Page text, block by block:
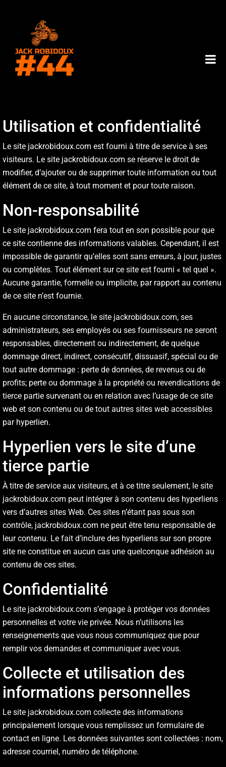
Utilisation et confidentialité
Le site jackrobidoux.com est fourni à titre de service à ses
visiteurs. Le site jackrobidoux.com se réserve le droit de
modifier, d’ajouter ou de supprimer toute information ou tout
élément de ce site, à tout moment et pour toute raison.
Non-responsabilité
Le site jackrobidoux.com fera tout en son possible pour que
ce site contienne des informations valables. Cependant, il est
impossible de garantir qu’elles sont sans erreurs, à jour, justes
ou complètes. Tout élément sur ce site est fourni « tel quel ».
Aucune garantie, formelle ou implicite, par rapport au contenu
de ce site n’est fournie.
En aucune circonstance, le site jackrobidoux.com, ses
administrateurs, ses employés ou ses fournisseurs ne seront
responsables, directement ou indirectement, de quelque
dommage direct, indirect, consécutif, dissuasif, spécial ou de
tout autre dommage : perte de données, de revenus ou de
profits; perte ou dommage à la propriété ou revendications de
tierce partie survenant ou en relation avec l’usage de ce site
web et son contenu ou de tout autres sites web accessibles
par hyperlien.
Hyperlien vers le site d’une
tierce partie
À titre de service aux visiteurs, et à ce titre seulement, le site
jackrobidoux.com peut intégrer à son contenu des hyperliens
vers d’autres sites Web. Ces sites n’étant pas sous son
contrôle, jackrobidoux.com ne peut être tenu responsable de
leur contenu. Le fait d’inclure des hyperliens sur son propre
site ne constitue en aucun cas une quelconque adhésion au
contenu de ces sites.
Confidentialité
Le site jackrobidoux.com s’engage à protéger vos données
personnelles et votre vie privée. Nous n’utilisons les
renseignements que vous nous communiquez que pour
remplir vos demandes et communiquer avec vous.
Collecte et utilisation des
informations personnelles
Le site jackrobidoux.com collecte des informations
principalement lorsque vous remplissez un formulaire de
contact en ligne. Les données suivantes sont collectées : nom,
adresse courriel, numéro de téléphone.